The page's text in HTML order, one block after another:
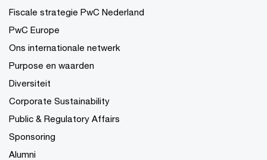
Fiscale strategie PwC Nederland
PwC Europe
Ons internationale netwerk
Purpose en waarden
Diversiteit
Corporate Sustainability
Public & Regulatory Affairs
Sponsoring
Alumni